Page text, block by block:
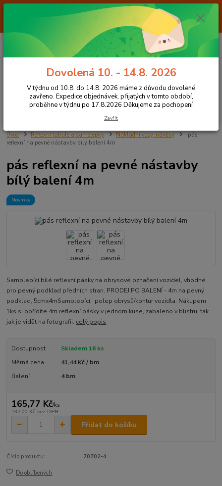
Od 7.8. do 14.8. 2026 máme z důvodu dovolené ZAVŘENO. Expedice
objednávek, přijatých v tomto období, proběhne v týdnu po 17.8.2026
Děkujeme za pochopení
CZK
Hledat
+420 605 283 713
za0,00 Kč
Úvod Reflexní tabule a samolepky Nákladní vozy, návěsy
pás
reflexní na pevné nástavby bílý balení 4m
pás reflexní na pevné nástavby
bílý balení 4m
Novinka
Samolepící bílé reflexní pásky na obrysové označení vozidel, vhodné
pro pevný podklad předních stran. PRODEJ PO BALENÍ - 4m na pevný
podklad, 5cmx4mSamolepící, polep obrysů/kontur vozidla. Nákupem
1ks si pořídíte 4m reflexní pásky v jednom kuse, zabaleno v blistru, tak
jak je vidět na fotografii. celý popis
Dostupnost
Skladem 16 ks
Měrná cena
41,44 Kč / bm
Balení
4 bm
165,77 Kč/ks
137,00 Kč bez DPH
Přidat do košíku
Číslo produktu: 70702-4
Do oblíbených
Dovolená 10. - 14.8. 2026
V týdnu od 10.8. do 14.8. 2026 máme z důvodu dovolené
zavřeno. Expedice objednávek, přijatých v tomto období,
proběhne v týdnu po 17.8.2026 Děkujeme za pochopení
Zavřít